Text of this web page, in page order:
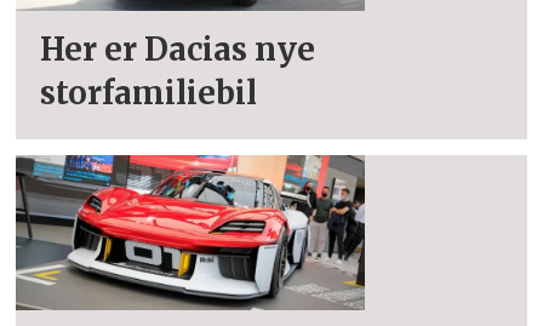
Her er Dacias nye
storfamiliebil